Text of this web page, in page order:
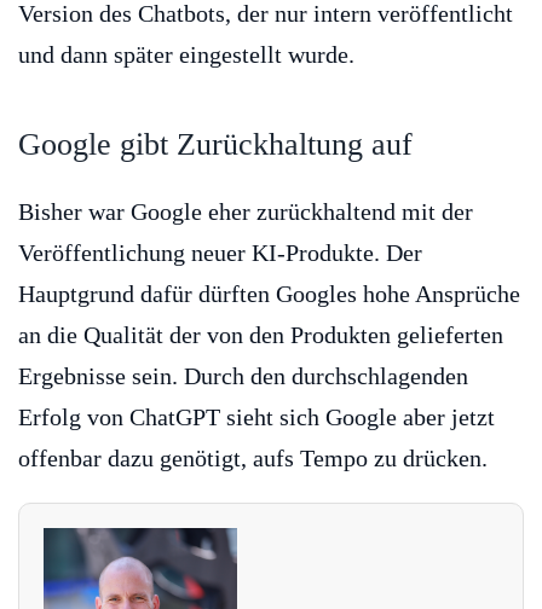
Version des Chatbots, der nur intern veröffentlicht
und dann später eingestellt wurde.
Google gibt Zurückhaltung auf
Bisher war Google eher zurückhaltend mit der
Veröffentlichung neuer KI-Produkte. Der
Hauptgrund dafür dürften Googles hohe Ansprüche
an die Qualität der von den Produkten gelieferten
Ergebnisse sein. Durch den durchschlagenden
Erfolg von ChatGPT sieht sich Google aber jetzt
offenbar dazu genötigt, aufs Tempo zu drücken.